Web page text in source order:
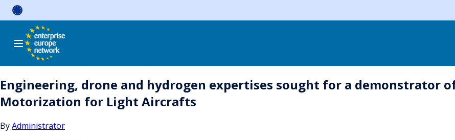
Skip
Engineering, drone and hydrogen expertises sought for a demonstrator
Motorization for Light Aircrafts
ByAdministrator